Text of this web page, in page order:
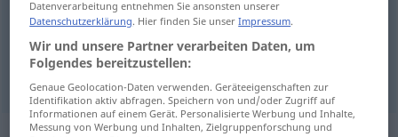
fundamentar fundieren
assegurar fundieren
Datenverarbeitung entnehmen Sie ansonsten unserer
Datenschutzerklärung. Hier finden Sie unserImpressum.
Wir und unsere Partner verarbeiten Daten, um
Folgendes bereitzustellen:
Genaue Geolocation-Daten verwenden. Geräteeigenschaften zur
Identifikation aktiv abfragen. Speichern von und/oder Zugriff auf
Informationen auf einem Gerät. Personalisierte Werbung und Inhalte,
Messung von Werbung und Inhalten, Zielgruppenforschung und